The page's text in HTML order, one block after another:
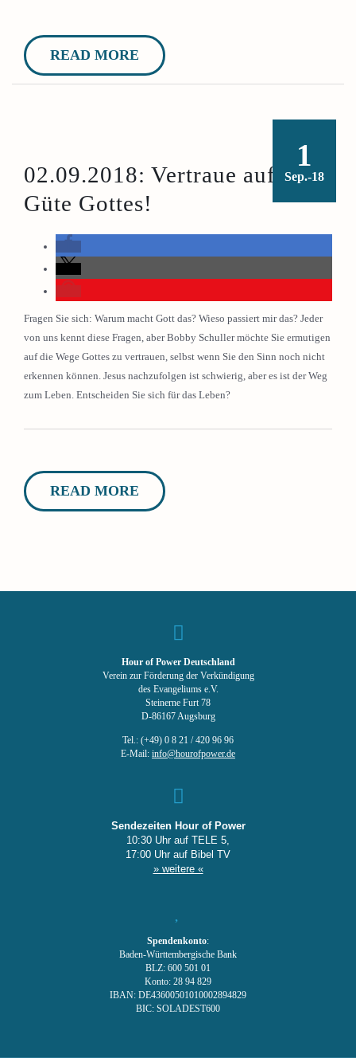
READ MORE
1
Sep.-18
02.09.2018: Vertraue auf die
Güte Gottes!
Fragen Sie sich: Warum macht Gott das? Wieso passiert mir das? Jeder
von uns kennt diese Fragen, aber Bobby Schuller möchte Sie ermutigen
auf die Wege Gottes zu vertrauen, selbst wenn Sie den Sinn noch nicht
erkennen können. Jesus nachzufolgen ist schwierig, aber es ist der Weg
zum Leben. Entscheiden Sie sich für das Leben?
READ MORE
Hour of Power Deutschland
Verein zur Förderung der Verkündigung
des Evangeliums e.V.
Steinerne Furt 78
D-86167 Augsburg
Tel.: (+49) 0 8 21 / 420 96 96
E-Mail: info@hourofpower.de
Sendezeiten Hour of Power
10:30 Uhr auf TELE 5,
17:00 Uhr auf Bibel TV
» weitere «
Spendenkonto:
Baden-Württembergische Bank
BLZ: 600 501 01
Konto: 28 94 829
IBAN: DE43600501010002894829
BIC: SOLADEST600